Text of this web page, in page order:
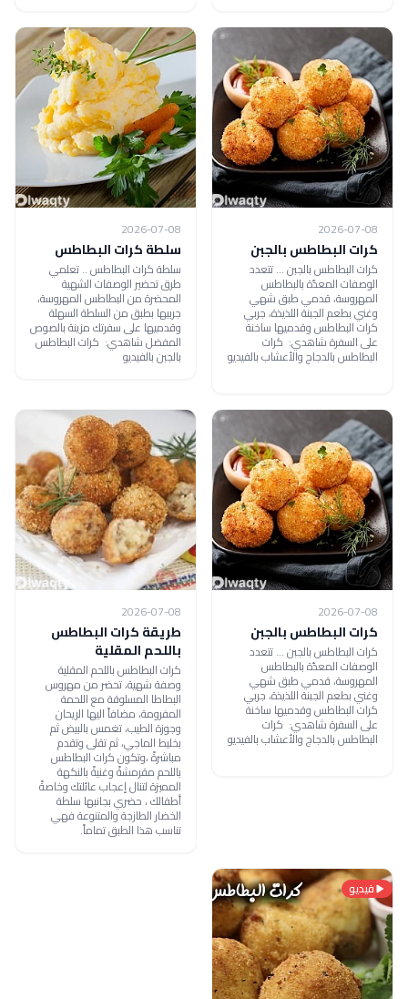
2026-07-08
كرات البطاطس بالجبن
كرات البطاطس بالجبن ... تتعدد
الوصفات المعدّة بالبطاطس
المهروسة، قدمي طبق شهي
وغني بطعم الجبنة اللذيذة، جربي
كرات البطاطس وقدميها ساخنة
على السفرة شاهدي: كرات
البطاطس بالدجاج والأعشاب بالفيديو
2026-07-08
سلطة كرات البطاطس
سلطة كرات البطاطس .. تعلمي
طرق تحضير الوصفات الشهية
المحضرة من البطاطس المهروسة،
جربيها بطبق من السلطة السهلة
وقدميها على سفرتك مزينة بالصوص
المفضل شاهدي: كرات البطاطس
بالجبن بالفيديو
2026-07-08
كرات البطاطس بالجبن
كرات البطاطس بالجبن ... تتعدد
الوصفات المعدّة بالبطاطس
المهروسة، قدمي طبق شهي
وغني بطعم الجبنة اللذيذة، جربي
كرات البطاطس وقدميها ساخنة
على السفرة شاهدي: كرات
البطاطس بالدجاج والأعشاب بالفيديو
2026-07-08
طريقة كرات البطاطس
باللحم المقلية
كرات البطاطس باللحم المقلية
وصفة شهية، تحضر من مهروس
البطاطا المسلوقة مع اللحمة
المفرومة، مضافاً اليها الريحان
وجوزة الطيب، تغمس بالبيض ثم
بخليط الماجي، ثم تقلى وتقدم
مباشرةً ،وتكون كرات البطاطس
باللحم مقرمشةً وغنيةً بالنكهة
المميزة لتنال إعجاب عائلتك وخاصةً
أطفالك ، حضري بجانبها سلطة
الخضار الطازجة والمتنوعة فهي
تناسب هذا الطبق تماماً.
فيديو